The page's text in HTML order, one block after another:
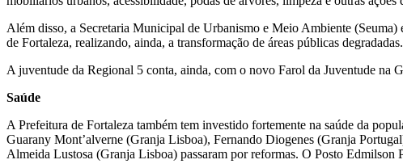
Além disso, a Secretaria Municipal de Urbanismo e Meio Ambiente
de Fortaleza, realizando, ainda, a transformação de áreas públicas degradadas.
A juventude da Regional 5 conta, ainda, com o novo Farol da Juventude na
Saúde
A Prefeitura de Fortaleza também tem investido fortemente na saúde da
Guarany Mont’alverne (Granja Lisboa), Fernando Diogenes (Granja
Almeida Lustosa (Granja Lisboa) passaram por reformas. O Posto